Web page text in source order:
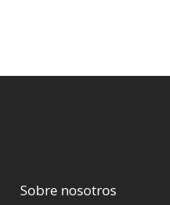
Sobre nosotros